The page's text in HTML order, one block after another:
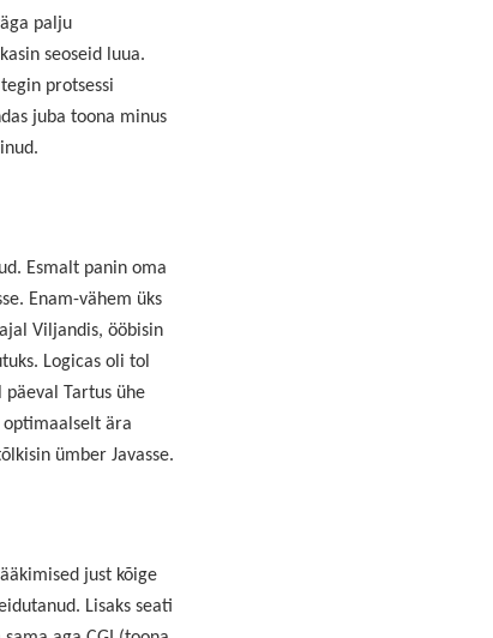
palju
seoseid luua.
protsessi
juba toona minus
Esmalt panin oma
Enam-vähem üks
Viljandis, ööbisin
Logicas oli tol
päeval Tartus ühe
optimaalselt ära
ümber Javasse.
just kõige
Lisaks seati